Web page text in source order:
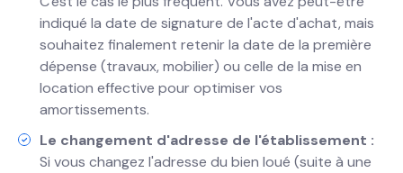
indiqué la date de signature de l'acte d'achat, mais
souhaitez finalement retenir la date de la première
dépense (travaux, mobilier) ou celle de la mise en
location effective pour optimiser vos
amortissements.
Le changement d'adresse de l'établissement :
Si vous changez l'adresse du bien loué (suite à une